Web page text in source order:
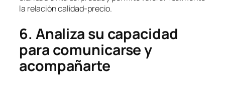
la relación calidad-precio.
6. Analiza su capacidad
para comunicarse y
acompañarte